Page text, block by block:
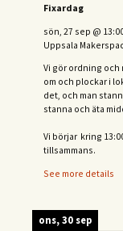
Fixardag
sön, 27 sep @
Uppsala
Vi gör ordning och
om och plockar i
det, och man
stanna och äta
Vi börjar kring
tillsammans.
See more details
ons, 30 sep